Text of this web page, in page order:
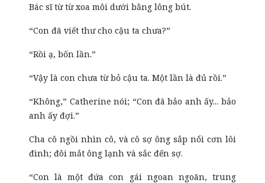
Bác sĩ từ từ xoa môi dưới bằng lông bút.
“Con đã viết thư cho cậu ta chưa?”
“Rồi ạ, bốn lần.”
“Vậy là con chưa từ bỏ cậu ta. Một lần là đủ rồi.”
“Không,” Catherine nói; “Con đã bảo anh ấy... bảo
anh ấy đợi.”
Cha cô ngồi nhìn cô, và cô sợ ông sắp nổi cơn lôi
đình; đôi mắt ông lạnh và sắc đến sợ.
“Con là một đứa con gái ngoan ngoãn, trung